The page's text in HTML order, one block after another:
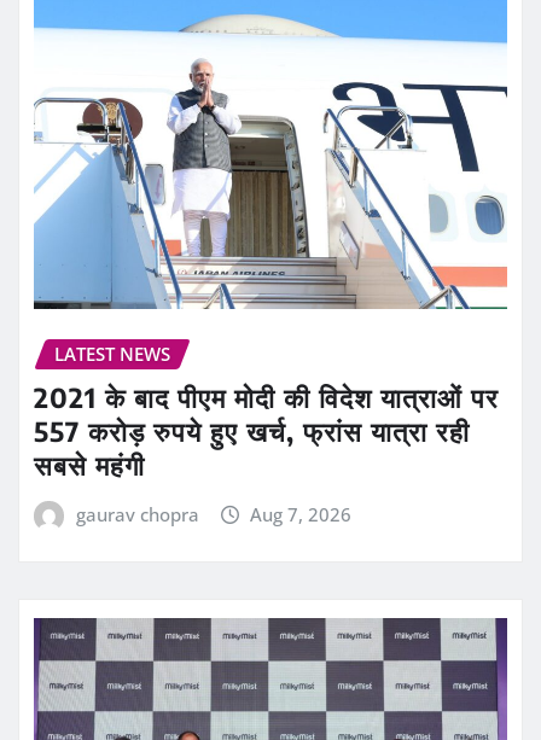
LATEST NEWS
2021 के बाद पीएम मोदी की विदेश यात्राओं पर
557 करोड़ रुपये हुए खर्च, फ्रांस यात्रा रही
सबसे महंगी
gaurav chopra Aug 7, 2026